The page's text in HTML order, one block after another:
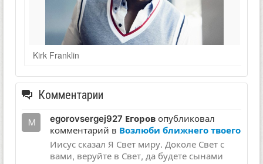
Kirk Franklin
Комментарии
egorovsergej927 Егоров опубликовал
комментарий в Возлюби ближнего твоего
Иисус сказал Я Свет миру. Доколе Свет с
вами, веруйте в Свет, да будете сынами